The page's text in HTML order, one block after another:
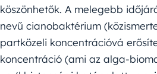
köszönhetők. A melegebb
nevű cianobaktérium
partközeli koncentrációvá
koncentráció (ami az alga-